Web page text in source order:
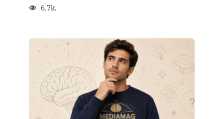
6.7k.